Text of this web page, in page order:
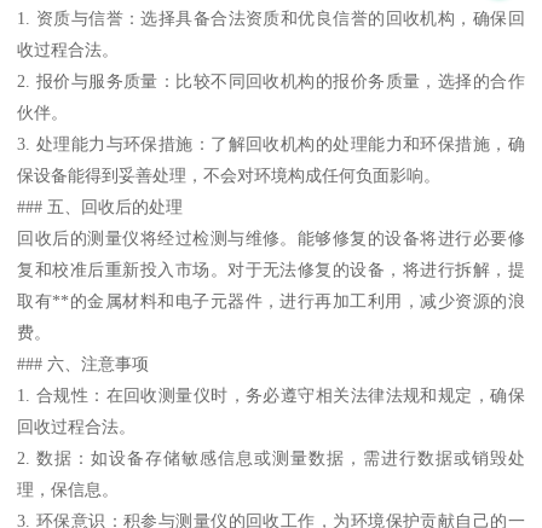
1. 资质与信誉：选择具备合法资质和优良信誉的回收机构，确保回
收过程合法。
2. 报价与服务质量：比较不同回收机构的报价务质量，选择的合作
伙伴。
3. 处理能力与环保措施：了解回收机构的处理能力和环保措施，确
保设备能得到妥善处理，不会对环境构成任何负面影响。
### 五、回收后的处理
回收后的测量仪将经过检测与维修。能够修复的设备将进行必要修
复和校准后重新投入市场。对于无法修复的设备，将进行拆解，提
取有**的金属材料和电子元器件，进行再加工利用，减少资源的浪
费。
### 六、注意事项
1. 合规性：在回收测量仪时，务必遵守相关法律法规和规定，确保
回收过程合法。
2. 数据：如设备存储敏感信息或测量数据，需进行数据或销毁处
理，保信息。
3. 环保意识：积参与测量仪的回收工作，为环境保护贡献自己的一